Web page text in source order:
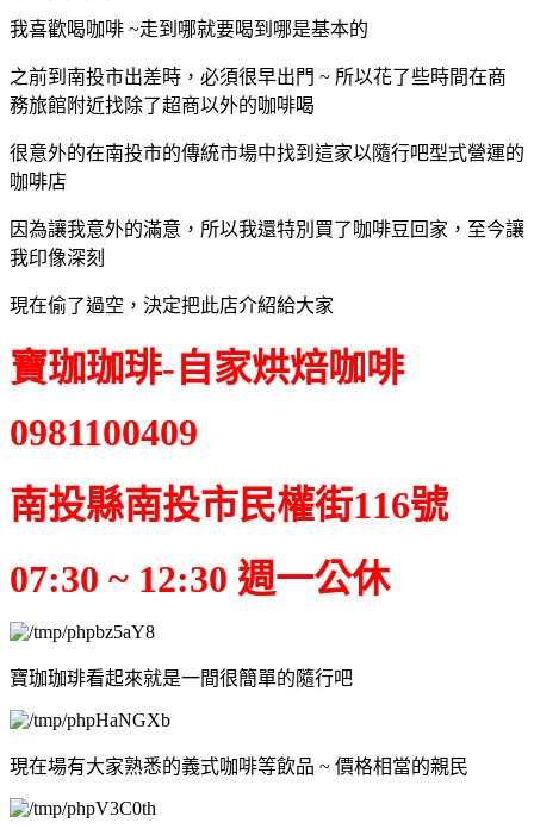
我喜歡喝咖啡 ~走到哪就要喝到哪是基本的
之前到南投市出差時，必須很早出門 ~ 所以花了些時間在商
務旅館附近找除了超商以外的咖啡喝
很意外的在南投市的傳統市場中找到這家以隨行吧型式營運的
咖啡店
因為讓我意外的滿意，所以我還特別買了咖啡豆回家，至今讓
我印像深刻
現在偷了過空，決定把此店介紹給大家
寶珈珈琲-自家烘焙咖啡
0981100409
南投縣南投市民權街116號
07:30 ~ 12:30 週一公休
寶珈珈琲看起來就是一間很簡單的隨行吧
現在場有大家熟悉的義式咖啡等飲品 ~ 價格相當的親民